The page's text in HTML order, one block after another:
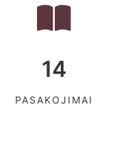
14
PASAKOJIMAI